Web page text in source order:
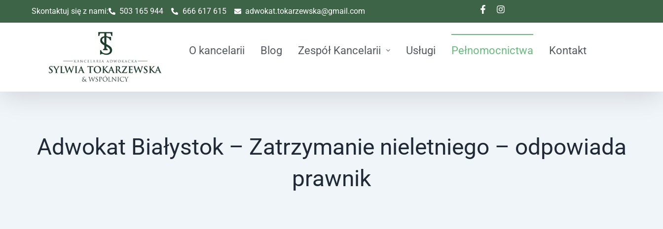
Skontaktuj się z nami: 503 165 944 666 617 615 adwokat.tokarzewska@gmail.com
O kancelarii Blog Zespół Kancelarii Usługi Pełnomocnictwa Kontakt
Adwokat Białystok – Zatrzymanie nieletniego – odpowiada
prawnik